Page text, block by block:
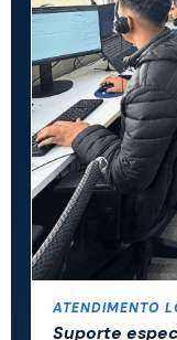
ATENDIMENTO
Suporte